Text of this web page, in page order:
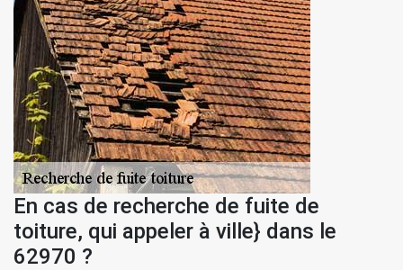
En cas de recherche de fuite de
toiture, qui appeler à ville} dans le
62970 ?